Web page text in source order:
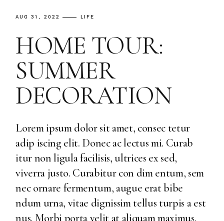
AUG 31, 2022 LIFE
HOME TOUR:
SUMMER
DECORATION
Lorem ipsum dolor sit amet, consec tetur
adip iscing elit. Donec ac lectus mi. Curab
itur non ligula facilisis, ultrices ex sed,
viverra justo. Curabitur con dim entum, sem
nec ornare fermentum, augue erat bibe
ndum urna, vitae dignissim tellus turpis a est
nus. Morbi porta velit at aliquam maximus.